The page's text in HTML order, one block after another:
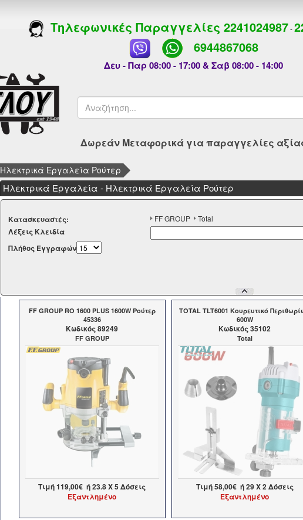
Τηλεφωνικές Παραγγελίες 2241024987-
6944867068
Δευ - Παρ 08:00 - 17:00 & Σαβ 08:00 - 14:00
Δωρεάν Μεταφορικά για παραγγελίες
Ηλεκτρικά Εργαλεία Ρούτερ
Ηλεκτρικά Εργαλεία - Ηλεκτρικά Εργαλεία Ρούτερ
Kατασκευαστές: FF GROUP Total
Λέξεις Κλειδία
Πλήθος Εγγραφών
FF GROUP RO 1600 PLUS 1600W Ρούτερ
45336
Kωδικός 89249
FF GROUP
Τιμή119,00€ ή23.8X 5 Δόσεις
Εξαντλημένο
TOTAL TLT6001 Κουρευτικό
600W
Kωδικός 35102
Total
Τιμή58,00€ή29X 2 Δόσεις
Εξαντλημένο